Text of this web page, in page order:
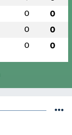
0 0
0 0
0 0